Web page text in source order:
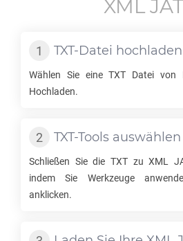
XML
TXT-Datei hochladen
Wählen Sie eineTXT Datei von
Hochladen.
TXT-Tools auswählen
Schließen Sie die TXTzuXML
indem Sie Werkzeuge
anklicken.